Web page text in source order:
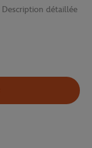
Description détaillée